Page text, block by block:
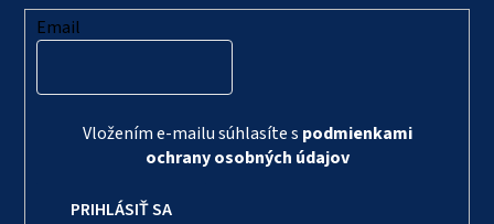
Email
Vložením e-mailu súhlasíte s podmienkami
ochrany osobných údajov
PRIHLÁSIŤ SA